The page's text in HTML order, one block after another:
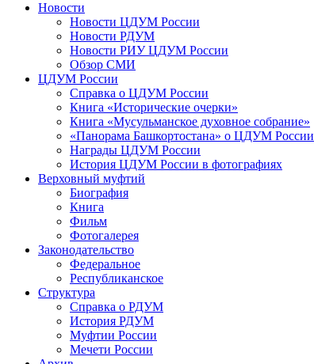
Новости
Новости ЦДУМ России
Новости РДУМ
Новости РИУ ЦДУМ России
Обзор СМИ
ЦДУМ России
Справка о ЦДУМ России
Книга «Исторические очерки»
Книга «Мусульманское духовное собрание»
«Панорама Башкортостана» о ЦДУМ России
Награды ЦДУМ России
История ЦДУМ России в фотографиях
Верховный муфтий
Биография
Книга
Фильм
Фотогалерея
Законодательство
Федеральное
Республиканское
Структура
Справка о РДУМ
История РДУМ
Муфтии России
Мечети России